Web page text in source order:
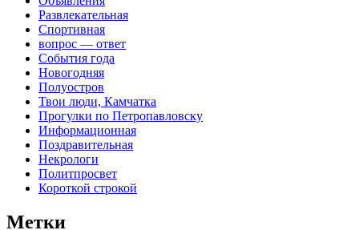
Развлекательная
Спортивная
вопрос — ответ
События года
Новогодняя
Полуостров
Твои люди, Камчатка
Прогулки по Петропавловску
Информационная
Поздравительная
Некрологи
Политпросвет
Короткой строкой
Метки